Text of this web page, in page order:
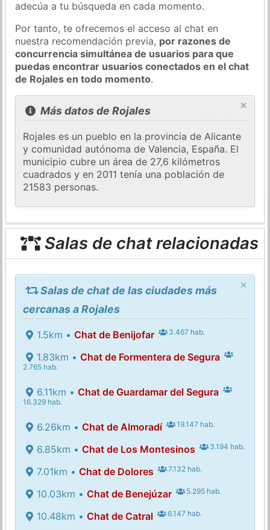
adecúa a tu búsqueda en cada momento.
Por tanto, te ofrecemos el acceso al chat en
nuestra recomendación previa, por razones de
concurrencia simultánea de usuarios para que
puedas encontrar usuarios conectados en el chat
de Rojales en todo momento.
×
Más datos de Rojales
Rojales es un pueblo en la provincia de Alicante
y comunidad autónoma de Valencia, España. El
municipio cubre un área de 27,6 kilómetros
cuadrados y en 2011 tenía una población de
21583 personas.
Salas de chat relacionadas
×
Salas de chat de las ciudades más
cercanas a Rojales
1.5km • Chat de Benijofar 3.467 hab.
1.83km • Chat de Formentera de Segura
2.765 hab.
6.11km • Chat de Guardamar del Segura
16.329 hab.
6.26km • Chat de Almoradí 19.147 hab.
6.85km • Chat de Los Montesinos 3.194 hab.
7.01km • Chat de Dolores 7.132 hab.
10.03km • Chat de Benejúzar 5.295 hab.
10.48km • Chat de Catral 6.147 hab.